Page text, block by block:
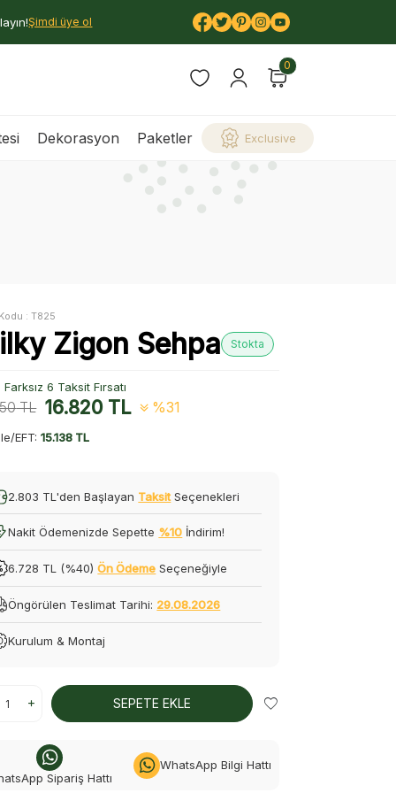
Şimdi üye ol
0
Dekorasyon Paketler Exclusive
:T825
Zigon Sehpa Stokta
6 Taksit Fırsatı
TL 16.820TL %31
EFT:15.138 TL
2.803 TL'den Başlayan Taksit Seçenekleri
Nakit Ödemenizde Sepette %10 İndirim!
6.728 TL (%40)Ön Ödeme Seçeneğiyle
Öngörülen Teslimat Tarihi: 29.08.2026
Kurulum & Montaj
SEPETE EKLE
Sipariş Hattı
WhatsApp Bilgi Hattı